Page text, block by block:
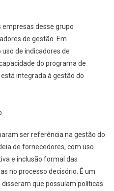
empresas desse grupo
de gestão. Em
de indicadores de
do programa de
integrada à gestão do
ser referência na gestão do
de fornecedores, com uso
e inclusão formal das
no processo decisório. É um
que possuíam políticas